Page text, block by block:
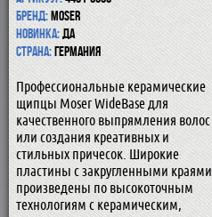
Бренд:Moser
Новинка:да
Страна:Германия
Профессиональные керамические
щипцы Moser WideBase для
качественного выпрямления волос
или создания креативных и
стильных причесок. Широкие
пластины с закругленными краями
произведены по высокоточным
технологиям с керамическим,